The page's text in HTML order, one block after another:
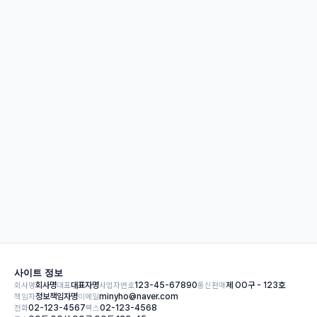
사이트 정보
회사명회사명대표대표자명사업자번호123-45-67890통신판매제 OO구 - 123호
책임자정보책임자명이메일minyho@naver.com
전화02-123-4567팩스02-123-4568